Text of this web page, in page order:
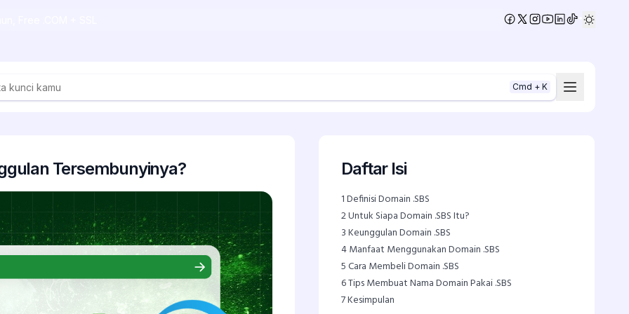
Cmd + K
Tersembunyinya? Daftar Isi
1Definisi Domain .SBS
2Untuk Siapa Domain .SBS Itu?
3Keunggulan Domain .SBS
4Manfaat Menggunakan Domain .SBS
5Cara Membeli Domain .SBS
6Tips Membuat Nama Domain Pakai .SBS
7Kesimpulan